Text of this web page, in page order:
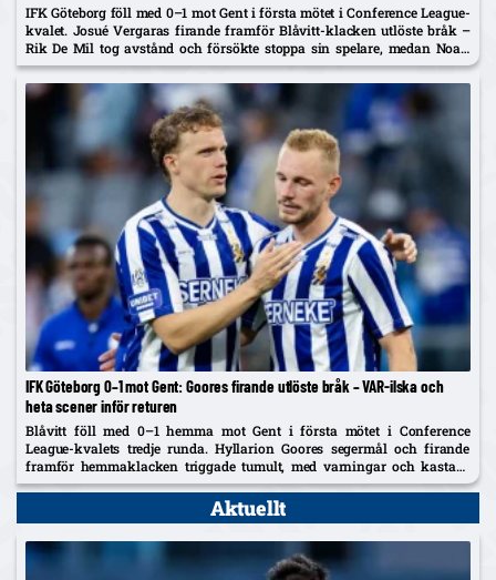
IFK Göteborg föll med 0–1 mot Gent i första mötet i Conference League-
kvalet. Josué Vergaras firande framför Blåvitt-klacken utlöste bråk –
Rik De Mil tog avstånd och försökte stoppa sin spelare, medan Noah
Tolf varnades och Erlingmark sågar domarinsatsen.
IFK Göteborg 0–1 mot Gent: Goores firande utlöste bråk – VAR-ilska och
heta scener inför returen
Blåvitt föll med 0–1 hemma mot Gent i första mötet i Conference
League-kvalets tredje runda. Hyllarion Goores segermål och firande
framför hemmaklacken triggade tumult, med varningar och kastade
föremål. Efter paus rasade IFK-spelare mot en tidig avblåsning trots
Aktuellt